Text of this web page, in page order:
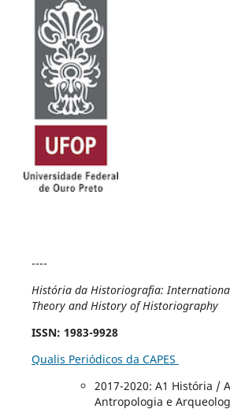
----
História da Historiografia:
Theory and History of Historiography
ISSN: 1983-9928
Qualis Periódicos da CAPES
2017-2020: A1 História /
Antropologia e